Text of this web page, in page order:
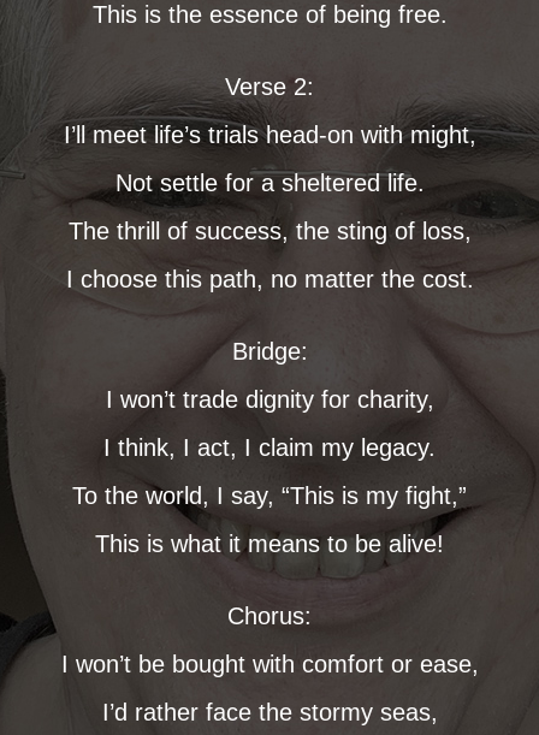
This is the essence of being free.
Verse 2:
I’ll meet life’s trials head-on with might,
Not settle for a sheltered life.
The thrill of success, the sting of loss,
I choose this path, no matter the cost.
Bridge:
I won’t trade dignity for charity,
I think, I act, I claim my legacy.
To the world, I say, “This is my fight,”
This is what it means to be alive!
Chorus:
I won’t be bought with comfort or ease,
I’d rather face the stormy seas,